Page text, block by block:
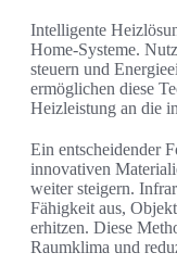
Intelligente
Home-Systeme.
steuern und
ermöglichen diese
Heizleistung an die
Ein entscheidender
innovativen
weiter steigern.
Fähigkeit aus,
erhitzen. Diese
Raumklima und